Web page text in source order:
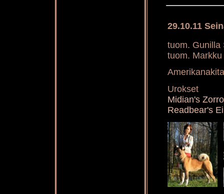
29.10.11
tuom. Gunilla
tuom.
Urokset
Midian's
Readbear's